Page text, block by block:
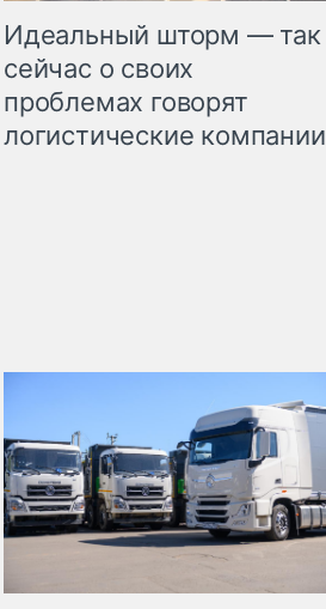
Идеальный шторм — так
сейчас о своих
проблемах говорят
логистические компании